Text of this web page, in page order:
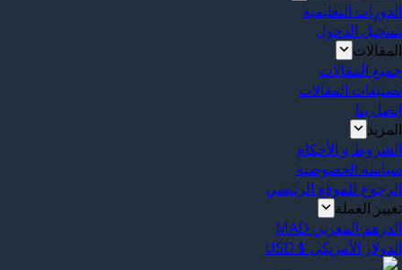
الدورات التعليمية
تسجيل الدخول
المقالات
جميع المقالات
تصنيفات المقالات
إتصل بنا
المزيد
الشروط و الأحكام
سياسة الخصوصية
الرجوع للموقع الرئيسي
تغيير العملة
الدرهم المغربي MAD
الدولار الأمريكي $ USD